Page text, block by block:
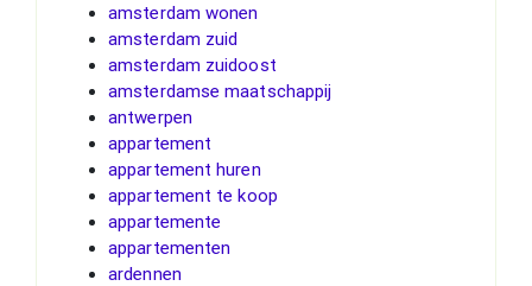
amsterdam wonen
amsterdam zuid
amsterdam zuidoost
amsterdamse maatschappij
antwerpen
appartement
appartement huren
appartement te koop
appartemente
appartementen
ardennen